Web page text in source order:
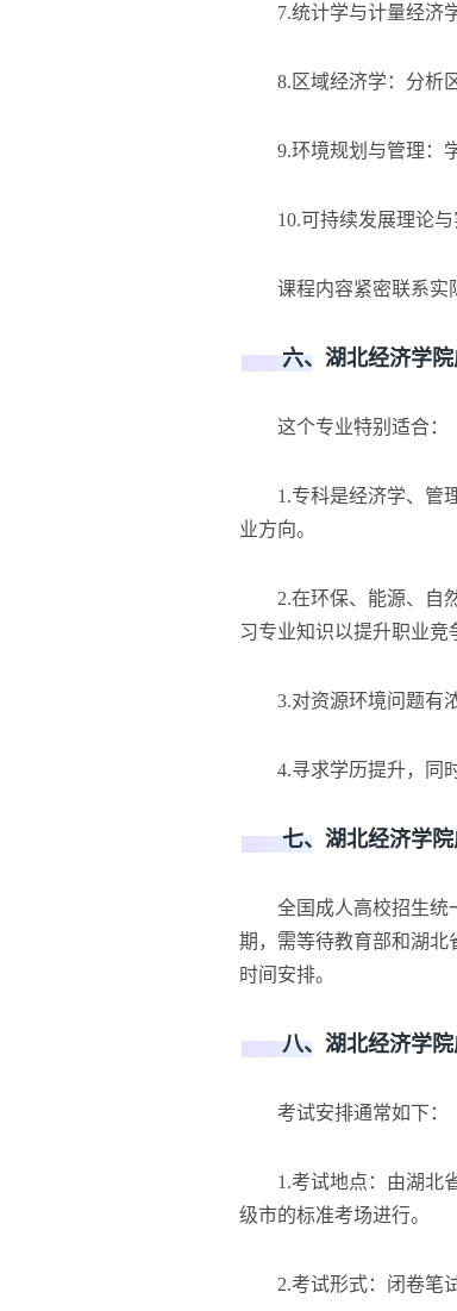
7.统计学与计量经济学
8.区域经济学：分析区
9.环境规划与管理：学
10.可持续发展理论与
课程内容紧密联系实际
六、湖北经济学院成
这个专业特别适合：
1.专科是经济学、管理
业方向。
2.在环保、能源、自然
习专业知识以提升职业竞
3.对资源环境问题有浓
4.寻求学历提升，同时
七、湖北经济学院成
全国成人高校招生统一
期，需等待教育部和湖北
时间安排。
八、湖北经济学院成
考试安排通常如下：
1.考试地点：由湖北省
级市的标准考场进行。
2.考试形式：闭卷笔试